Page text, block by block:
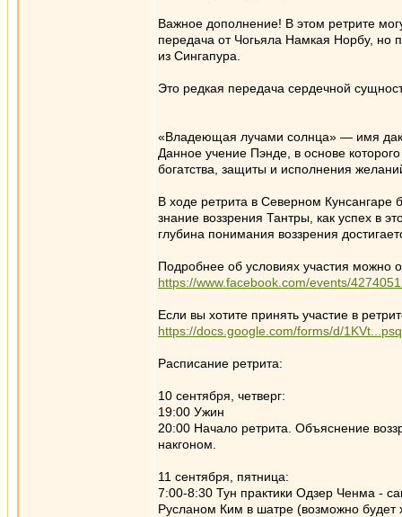
Важное дополнение! В этом ретрите
передача от Чогьяла Намкая Норбу, но
из Сингапура.
Это редкая передача сердечной
«Владеющая лучами солнца» — имя
Данное учение Пэнде, в основе
богатства, защиты и исполнения
В ходе ретрита в Северном Кунсангаре
знание воззрения Тантры, как успех в
глубина понимания воззрения
Подробнее об условиях участия можно
https://www.facebook.com/events/
Если вы хотите принять участие в
https://docs.google.com/forms/d/
Расписание ретрита:
10 сентября, четверг:
19:00 Ужин
20:00 Начало ретрита. Объяснение
накгоном.
11 сентября, пятница:
7:00-8:30 Тун практики Одзер Ченма -
Русланом Ким в шатре (возможно